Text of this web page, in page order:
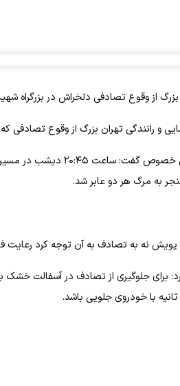
از وقوع تصادفی دلخراش در بزرگراه
و رانندگی تهران بزرگ از وقوع
مهر نوشت: سرهنگ علی اصغر
به مرگ هر دو عابر شد.
نه به تصادف به آن توجه کرد رعایت
با خودروی جلویی باشد.